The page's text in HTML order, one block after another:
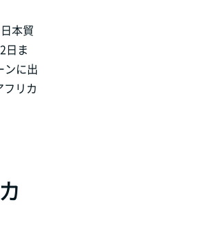
本貿
日ま
ンに出
フリカ